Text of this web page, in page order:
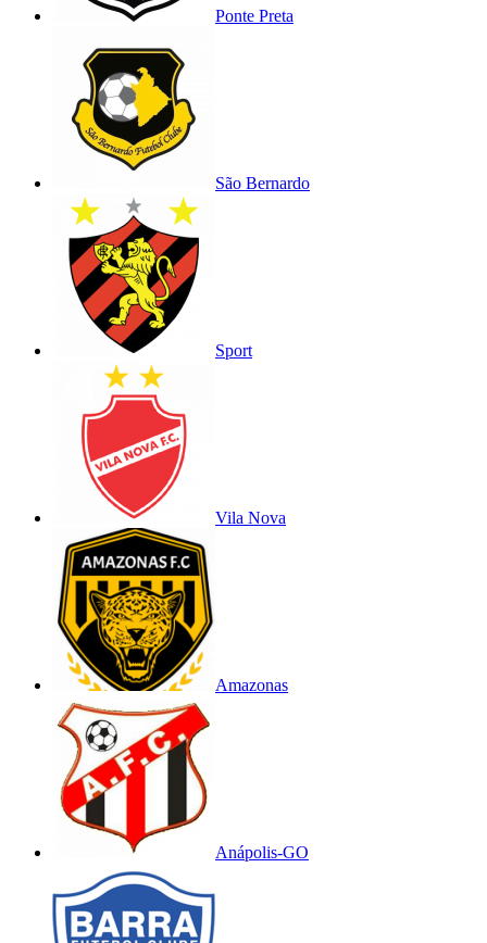
Ponte Preta
São Bernardo
Sport
Vila Nova
Amazonas
Anápolis-GO